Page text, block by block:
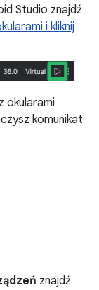
Studio znajdź
i kliknij
okularami
komunikat
znajdź